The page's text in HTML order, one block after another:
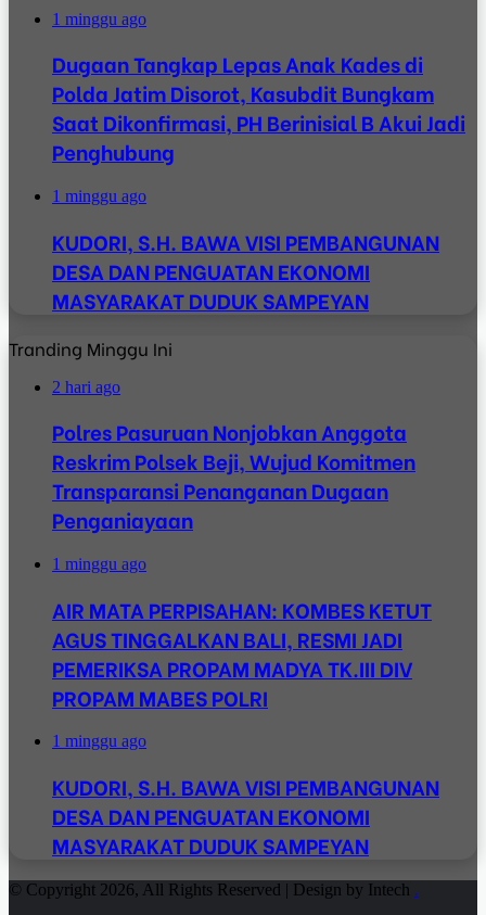
1 minggu ago
Dugaan Tangkap Lepas Anak Kades di
Polda Jatim Disorot, Kasubdit Bungkam
Saat Dikonfirmasi, PH Berinisial B Akui Jadi
Penghubung
1 minggu ago
KUDORI, S.H. BAWA VISI PEMBANGUNAN
DESA DAN PENGUATAN EKONOMI
MASYARAKAT DUDUK SAMPEYAN
Tranding Minggu Ini
2 hari ago
Polres Pasuruan Nonjobkan Anggota
Reskrim Polsek Beji, Wujud Komitmen
Transparansi Penanganan Dugaan
Penganiayaan
1 minggu ago
AIR MATA PERPISAHAN: KOMBES KETUT
AGUS TINGGALKAN BALI, RESMI JADI
PEMERIKSA PROPAM MADYA TK.III DIV
PROPAM MABES POLRI
1 minggu ago
KUDORI, S.H. BAWA VISI PEMBANGUNAN
DESA DAN PENGUATAN EKONOMI
MASYARAKAT DUDUK SAMPEYAN
© Copyright 2026, All Rights Reserved | Design by Intech .